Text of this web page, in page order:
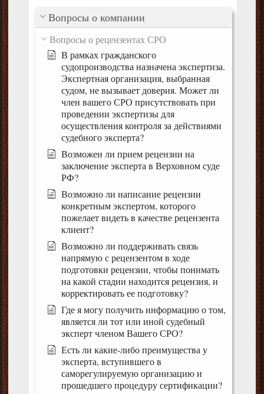
Вопросы о компании
Вопросы о рецензентах СРО
В рамках гражданского
судопроизводства назначена экспертиза.
Экспертная организация, выбранная
судом, не вызывает доверия. Может ли
член вашего СРО присутствовать при
проведении экспертизы для
осуществления контроля за действиями
судебного эксперта?
Возможен ли прием рецензии на
заключение эксперта в Верховном суде
РФ?
Возможно ли написание рецензии
конкретным экспертом, которого
пожелает видеть в качестве рецензента
клиент?
Возможно ли поддерживать связь
напрямую с рецензентом в ходе
подготовки рецензии, чтобы понимать
на какой стадии находится рецензия, и
корректировать ее подготовку?
Где я могу получить информацию о том,
является ли тот или иной судебный
эксперт членом Вашего СРО?
Есть ли какие-либо преимущества у
эксперта, вступившего в
саморегулируемую организацию и
прошедшего процедуру сертификации?